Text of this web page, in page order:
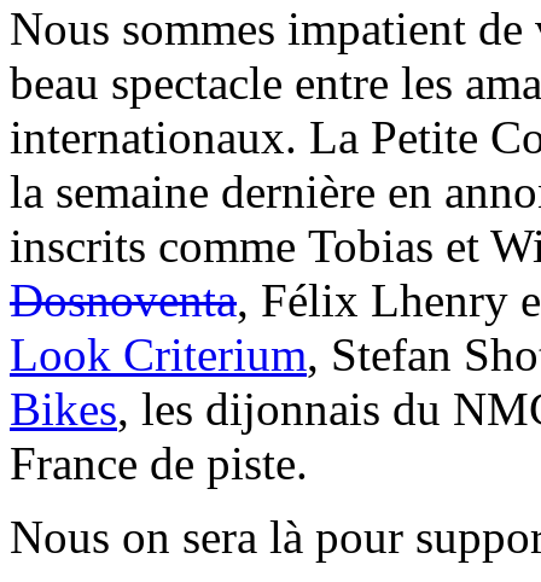
Nous sommes impatient
beau spectacle entre les
internationaux. La Petite
la semaine dernière en
inscrits comme Tobias et
Dosnoventa, Félix Lhenry
Look Criterium, Stefan
Bikes, les dijonnais du
France de piste.
Nous on sera là pour